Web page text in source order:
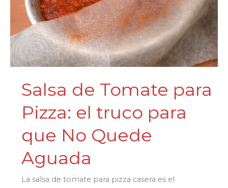
error
de
temperatura
que
encoge
masa
Salsa de Tomate para
Pizza: el truco para
que No Quede
Aguada
La salsa de tomate para pizza casera es el